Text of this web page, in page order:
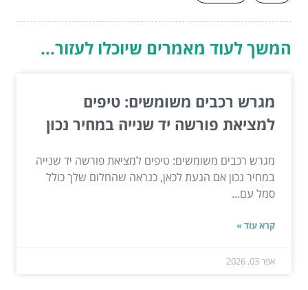
המשך לעוד מאמרים שיוכלו לעזור...
מגרש רכבים משומשים: טיפים
למציאת פורשה יד שנייה במחיר נכון
מגרש רכבים משומשים: טיפים למציאת פורשה יד שנייה
במחיר נכון אם הגעת לכאן, כנראה שהחלום שלך כולל
סמל עם...
קרא עוד »
אפר 03, 2026